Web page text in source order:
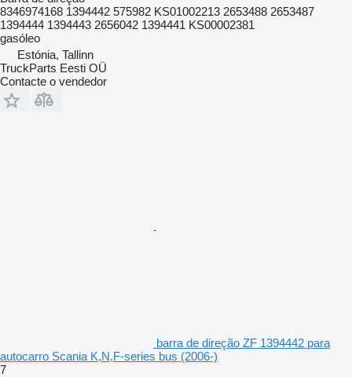
8346974168 1394442 575982 KS01002213 2653488 2653487
1394444 1394443 2656042 1394441 KS00002381
gasóleo
Estónia, Tallinn
TruckParts Eesti OÜ
Contacte o vendedor
barra de direção ZF 1394442 para
autocarro Scania K,N,F-series bus (2006-)
7